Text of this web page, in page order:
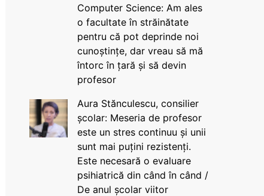
Computer Science: Am ales
o facultate în străinătate
pentru că pot deprinde noi
cunoștințe, dar vreau să mă
întorc în țară și să devin
profesor
Aura Stănculescu, consilier
școlar: Meseria de profesor
este un stres continuu și unii
sunt mai puțini rezistenți.
Este necesară o evaluare
psihiatrică din când în când /
De anul școlar viitor